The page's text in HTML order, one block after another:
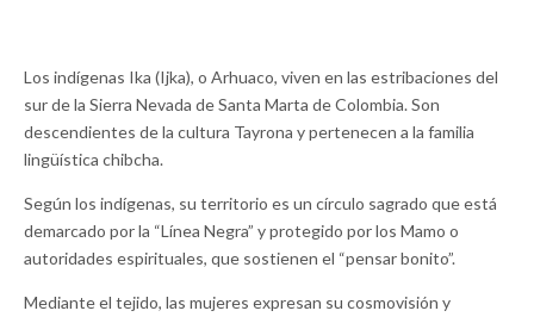
Los indígenas Ika (Ijka), o Arhuaco, viven en las estribaciones del
sur de la Sierra Nevada de Santa Marta de Colombia. Son
descendientes de la cultura Tayrona y pertenecen a la familia
lingüística chibcha.
Según los indígenas, su territorio es un círculo sagrado que está
demarcado por la “Línea Negra” y protegido por los Mamo o
autoridades espirituales, que sostienen el “pensar bonito”.
Mediante el tejido, las mujeres expresan su cosmovisión y